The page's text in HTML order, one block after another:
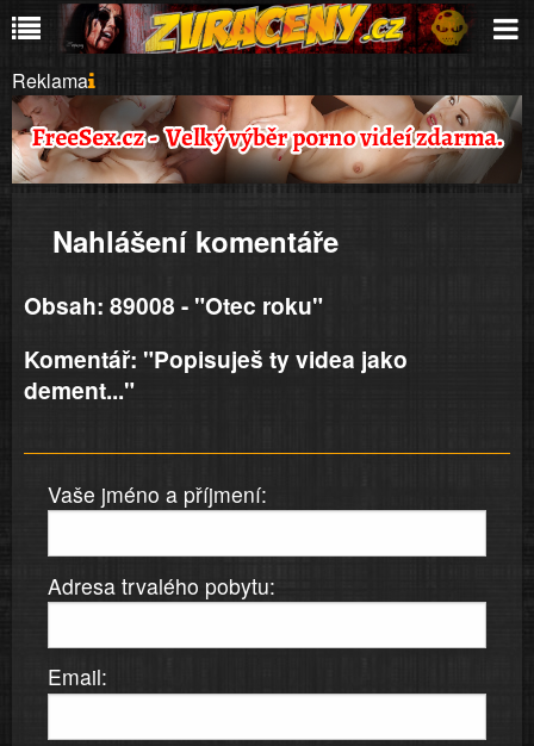
Reklama
Nahlášení komentáře
Obsah: 89008 - "Otec roku"
Komentář: "Popisuješ ty videa jako
dement..."
Vaše jméno a příjmení:
Adresa trvalého pobytu:
Email: